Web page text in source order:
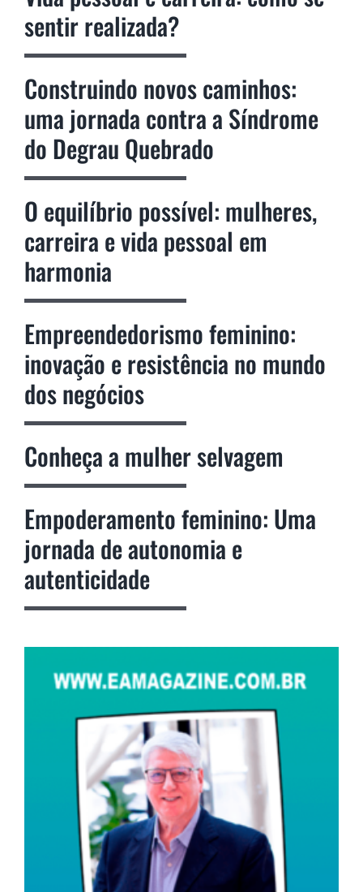
sentir realizada?
Construindo novos caminhos:
uma jornada contra a Síndrome
do Degrau Quebrado
O equilíbrio possível: mulheres,
carreira e vida pessoal em
harmonia
Empreendedorismo feminino:
inovação e resistência no mundo
dos negócios
Conheça a mulher selvagem
Empoderamento feminino: Uma
jornada de autonomia e
autenticidade